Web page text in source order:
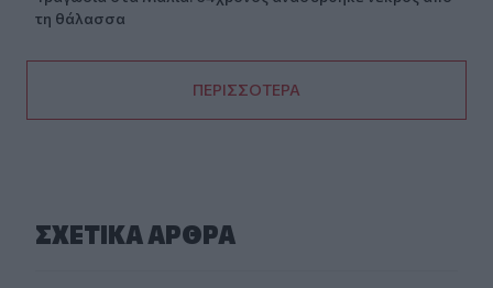
τη θάλασσα
ΠΕΡΙΣΣΟΤΕΡΑ
ΣΧΕΤΙΚA AΡΘΡΑ